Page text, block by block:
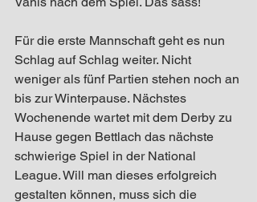
Für die erste Mannschaft geht es nun
Schlag auf Schlag weiter. Nicht
weniger als fünf Partien stehen noch an
bis zur Winterpause. Nächstes
Wochenende wartet mit dem Derby zu
Hause gegen Bettlach das nächste
schwierige Spiel in der National
League. Will man dieses erfolgreich
gestalten können, muss sich die